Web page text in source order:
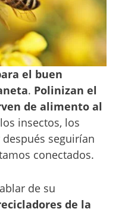
el buen
. Polinizan el
de alimento al
insectos, los
seguirían
conectados.
de su
de la